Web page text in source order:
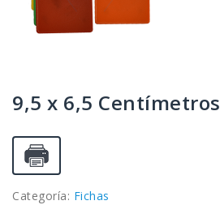
9,5 x 6,5 Centímetros
Categoría: Fichas